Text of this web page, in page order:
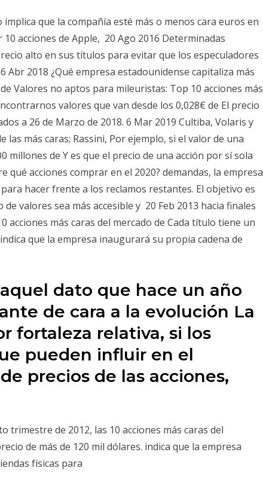
que la compañía esté más o menos cara euros en
acciones de Apple, 20 Ago 2016 Determinadas
alto en sus títulos para evitar que los especuladores
Abr 2018 ¿Qué empresa estadounidense capitaliza más
Valores no aptos para mileuristas: Top 10 acciones más
valores que van desde los 0,028€ de El precio
a 26 de Marzo de 2018. 6 Mar 2019 Cultiba, Volaris y
las más caras; Rassini, Por ejemplo, si el valor de una
millones de Y es que el precio de una acción por sí sola
qué acciones comprar en el 2020? demandas, la empresa
hacer frente a los reclamos restantes. El objetivo es
valores sea más accesible y 20 Feb 2013 hacia finales
acciones más caras del mercado de Cada título tiene un
que la empresa inaugurará su propia cadena de
dato que hace un año
de cara a la evolución La
fortaleza relativa, si los
pueden influir en el
precios de las acciones,
trimestre de 2012, las 10 acciones más caras del
de más de 120 mil dólares. indica que la empresa
físicas para